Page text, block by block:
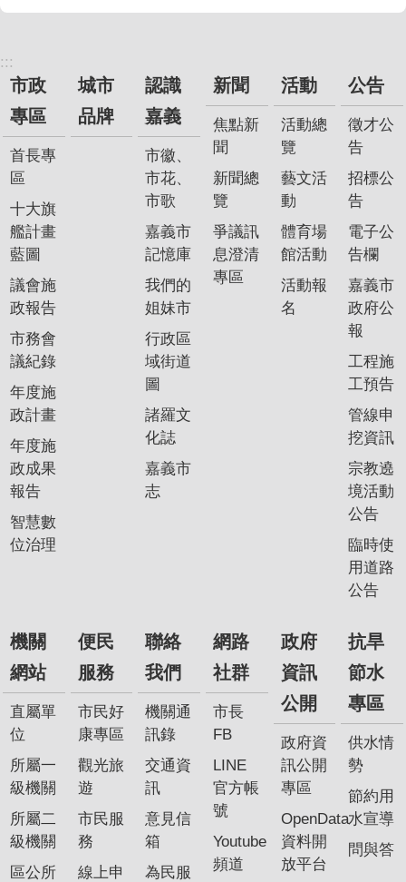
:::
市政
專區
首長專
區
十大旗
艦計畫
藍圖
議會施
政報告
市務會
議紀錄
年度施
政計畫
年度施
政成果
報告
智慧數
位治理
城市
品牌
認識
嘉義
市徽、
市花、
市歌
嘉義市
記憶庫
我們的
姐妹市
行政區
域街道
圖
諸羅文
化誌
嘉義市
志
新聞
焦點新
聞
新聞總
覽
爭議訊
息澄清
專區
活動
活動總
覽
藝文活
動
體育場
館活動
活動報
名
公告
徵才公
告
招標公
告
電子公
告欄
嘉義市
政府公
報
工程施
工預告
管線申
挖資訊
宗教遶
境活動
公告
臨時使
用道路
公告
機關
網站
直屬單
位
所屬一
級機關
所屬二
級機關
區公所
便民
服務
市民好
康專區
觀光旅
遊
市民服
務
線上申
聯絡
我們
機關通
訊錄
交通資
訊
意見信
箱
為民服
網路
社群
市長
FB
LINE
官方帳
號
Youtube
頻道
政府
資訊
公開
政府資
訊公開
專區
OpenData
資料開
放平台
抗旱
節水
專區
供水情
勢
節約用
水宣導
問與答